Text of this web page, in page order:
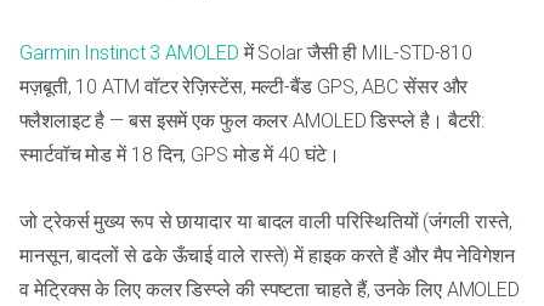
Garmin Instinct 3 AMOLED में Solar जैसी ही MIL-STD-810
मज़बूती, 10 ATM वॉटर रेज़िस्टेंस, मल्टी-बैंड GPS, ABC सेंसर और
फ्लैशलाइट है — बस इसमें एक फुल कलर AMOLED डिस्प्ले है। बैटरी:
स्मार्टवॉच मोड में 18 दिन, GPS मोड में 40 घंटे।
जो ट्रेकर्स मुख्य रूप से छायादार या बादल वाली परिस्थितियों (जंगली रास्ते,
मानसून, बादलों से ढके ऊँचाई वाले रास्ते) में हाइक करते हैं और मैप नेविगेशन
व मेट्रिक्स के लिए कलर डिस्प्ले की स्पष्टता चाहते हैं, उनके लिए AMOLED